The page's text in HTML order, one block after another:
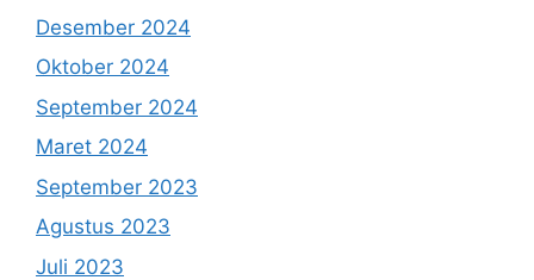
Desember 2024
Oktober 2024
September 2024
Maret 2024
September 2023
Agustus 2023
Juli 2023